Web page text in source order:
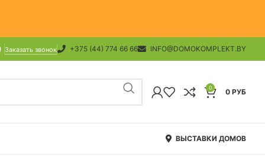
Заказать звонок +375 (44) 774 66 66 INFO@DOMOKOMPLEKT.BY
0 0 РУБ
ВЫСТАВКИ ДОМОВ